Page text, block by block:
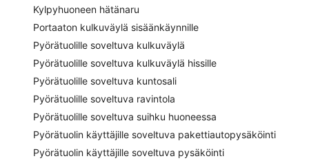
Kylpyhuoneen hätänaru
Portaaton kulkuväylä sisäänkäynnille
Pyörätuolille soveltuva kulkuväylä
Pyörätuolille soveltuva kulkuväylä hissille
Pyörätuolille soveltuva kuntosali
Pyörätuolille soveltuva ravintola
Pyörätuolille soveltuva suihku huoneessa
Pyörätuolin käyttäjille soveltuva pakettiautopysäköinti
Pyörätuolin käyttäjille soveltuva pysäköinti